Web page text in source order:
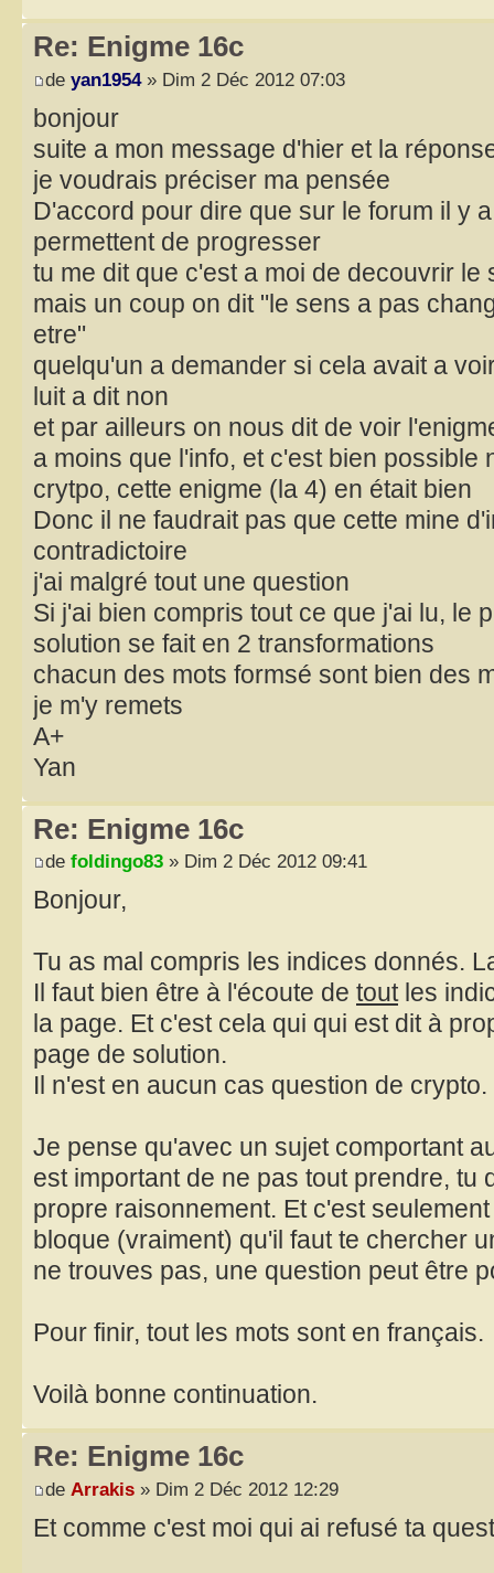
Re: Enigme 16c
de yan1954» Dim 2 Déc 2012 07:03
bonjour
suite a mon message d'hier et la
je voudrais préciser ma pensée
D'accord pour dire que sur le forum il y
permettent de progresser
tu me dit que c'est a moi de decouvrir le
mais un coup on dit "le sens a pas
etre"
quelqu'un a demander si cela avait a
luit a dit non
et par ailleurs on nous dit de voir
a moins que l'info, et c'est bien possible
crytpo, cette enigme (la 4) en était bien
Donc il ne faudrait pas que cette mine
contradictoire
j'ai malgré tout une question
Si j'ai bien compris tout ce que j'ai lu, le
solution se fait en 2 transformations
chacun des mots formsé sont bien des
je m'y remets
A+
Yan
Re: Enigme 16c
de foldingo83 » Dim 2 Déc 2012 09:41
Bonjour,
Tu as mal compris les indices donnés.
Il faut bien être à l'écoute de toutles
la page. Et c'est cela qui qui est dit à
page de solution.
Il n'est en aucun cas question de crypto.
Je pense qu'avec un sujet comportant
est important de ne pas tout prendre, tu
propre raisonnement. Et c'est
bloque (vraiment) qu'il faut te chercher
ne trouves pas, une question peut être
Pour finir, tout les mots sont en français.
Voilà bonne continuation.
Re: Enigme 16c
de Arrakis » Dim 2 Déc 2012 12:29
Et comme c'est moi qui ai refusé ta